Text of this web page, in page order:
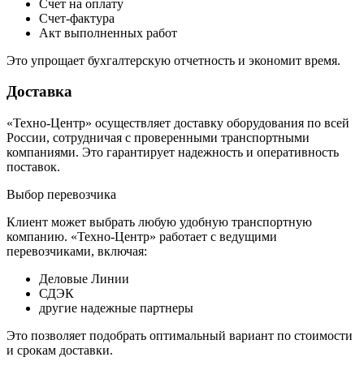
Счет на оплату
Счет-фактура
Акт выполненных работ
Это упрощает бухгалтерскую отчетность и экономит время.
Доставка
«Техно-Центр» осуществляет доставку оборудования по всей
России, сотрудничая с проверенными транспортными
компаниями. Это гарантирует надежность и оперативность
поставок.
Выбор перевозчика
Клиент может выбрать любую удобную транспортную
компанию. «Техно-Центр» работает с ведущими
перевозчиками, включая:
Деловые Линии
СДЭК
другие надежные партнеры
Это позволяет подобрать оптимальный вариант по стоимости
и срокам доставки.